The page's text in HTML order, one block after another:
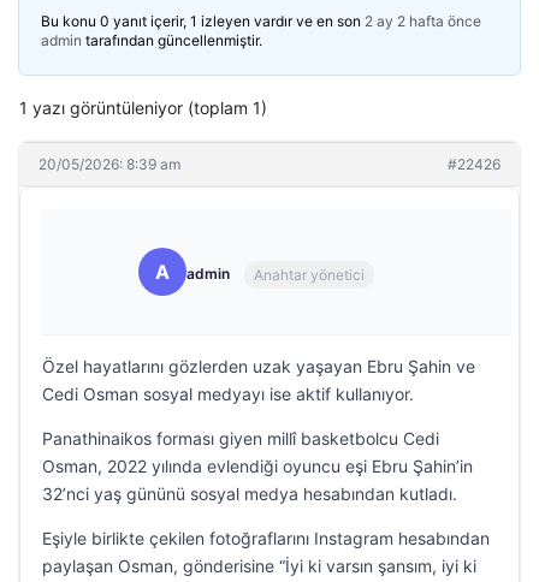
Bu konu 0 yanıt içerir, 1 izleyen vardır ve en son 2 ay 2 hafta önce
admin tarafından güncellenmiştir.
1 yazı görüntüleniyor (toplam 1)
20/05/2026: 8:39 am #22426
A admin Anahtar yönetici
Özel hayatlarını gözlerden uzak yaşayan Ebru Şahin ve
Cedi Osman sosyal medyayı ise aktif kullanıyor.
Panathinaikos forması giyen millî basketbolcu Cedi
Osman, 2022 yılında evlendiği oyuncu eşi Ebru Şahin’in
32’nci yaş gününü sosyal medya hesabından kutladı.
Eşiyle birlikte çekilen fotoğraflarını Instagram hesabından
paylaşan Osman, gönderisine “İyi ki varsın şansım, iyi ki